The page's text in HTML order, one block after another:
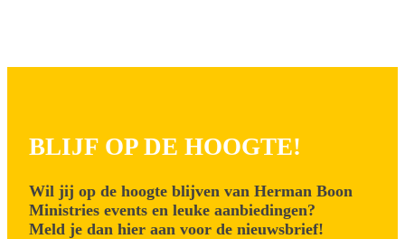
BLIJF OP DE HOOGTE!
Wil jij op de hoogte blijven van Herman Boon
Ministries events en leuke aanbiedingen?
Meld je dan hier aan voor de nieuwsbrief!